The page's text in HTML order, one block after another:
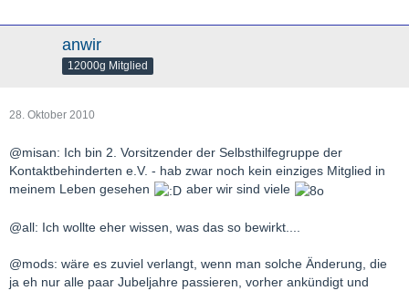
anwir
12000g Mitglied
28. Oktober 2010
@misan: Ich bin 2. Vorsitzender der Selbsthilfegruppe der
Kontaktbehinderten e.V. - hab zwar noch kein einziges Mitglied in
meinem Leben gesehen
aber wir sind viele
@all: Ich wollte eher wissen, was das so bewirkt....
@mods: wäre es zuviel verlangt, wenn man solche Änderung, die
ja eh nur alle paar Jubeljahre passieren, vorher ankündigt und